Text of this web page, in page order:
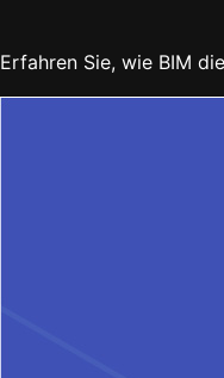
Erfahren Sie, wie BIM